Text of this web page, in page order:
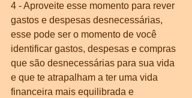
4 - Aproveite esse momento para rever
gastos e despesas desnecessárias,
esse pode ser o momento de você
identificar gastos, despesas e compras
que são desnecessárias para sua vida
e que te atrapalham a ter uma vida
financeira mais equilibrada e